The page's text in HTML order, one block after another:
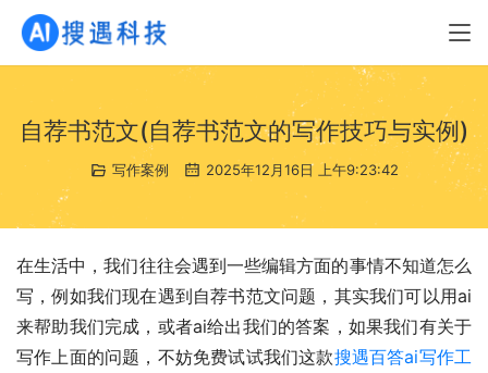
自荐书范文(自荐书范文的写作技巧与实例)
写作案例 2025年12月16日 上午9:23:42
在生活中，我们往往会遇到一些编辑方面的事情不知道怎么
写，例如我们现在遇到自荐书范文问题，其实我们可以用ai
来帮助我们完成，或者ai给出我们的答案，如果我们有关于
写作上面的问题，不妨免费试试我们这款搜遇百答ai写作工